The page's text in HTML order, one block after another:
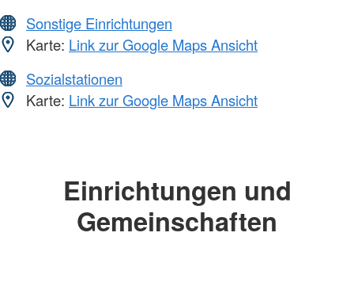
Sonstige Einrichtungen
Karte: Link zur Google Maps Ansicht
Sozialstationen
Karte: Link zur Google Maps Ansicht
Einrichtungen und
Gemeinschaften